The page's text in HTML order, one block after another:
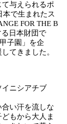
与えられるポ
本で生まれたス
FOR THE B
日本財団で
子園」を企
てきました。
イニシアチブ
い汗を流しな
もから大人ま